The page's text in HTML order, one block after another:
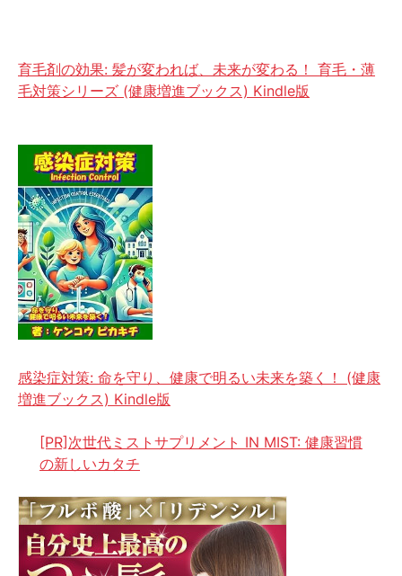
育毛剤の効果: 髪が変われば、未来が変わる！ 育毛・薄
毛対策シリーズ (健康増進ブックス) Kindle版
感染症対策: 命を守り、健康で明るい未来を築く！ (健康
増進ブックス) Kindle版
[PR]次世代ミストサプリメント IN MIST: 健康習慣
の新しいカタチ